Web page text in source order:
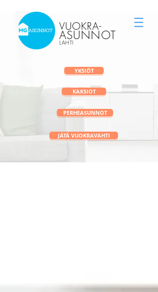
vuokravälitys
YKSIÖT
KAKSIOT
PERHEASUNNOT
VUOKRA-
ASUNNOT
LAHTI
JÄTÄ VUOKRAVAHTI